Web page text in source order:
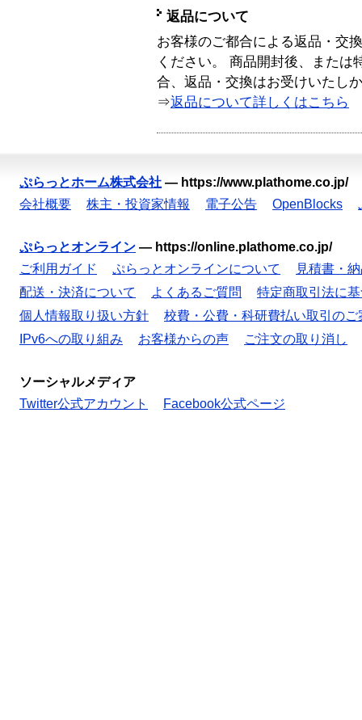
返品について
お客様のご都合による返品・交
ください。 商品開封後、または
合、返品・交換はお受けいたし
⇒返品について詳しくはこちら
ぷらっとホーム株式会社 — https://www.plathome.co.jp/
会社概要
株主・投資家情報 電子公告 OpenBlocks
ぷらっとオンライン — https://online.plathome.co.jp/
ご利用ガイド
ぷらっとオンラインについて
見積書・
配送・決済について
よくあるご質問
特定商取引法に
個人情報取り扱い方針
校費・公費・科研費払い取引のご
IPv6への取り組み
お客様からの声 ご注文の取り消し
ソーシャルメディア
Twitter公式アカウント
Facebook公式ページ